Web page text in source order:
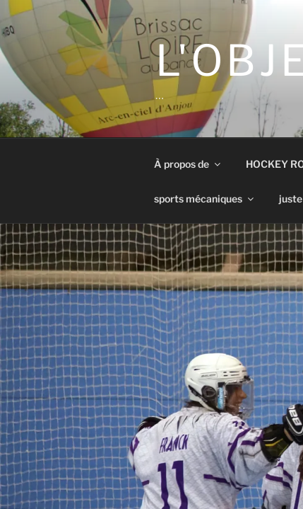
Aller
au
principal
…
À propos de HOCKEY
sports mécaniques